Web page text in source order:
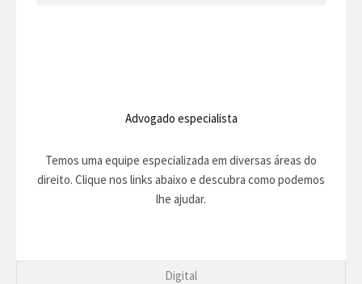
Advogado especialista
Temos uma equipe especializada em diversas áreas do
direito. Clique nos links abaixo e descubra como podemos
lhe ajudar.
Digital